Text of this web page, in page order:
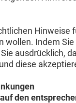
Hinweise
wollen. Indem
ausdrücklich,
diese
den